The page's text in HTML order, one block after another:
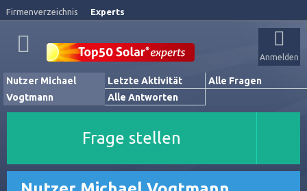
Firmenverzeichnis Experts
Anmelden
Nutzer Michael
Vogtmann
Letzte Aktivität
Alle Fragen
Alle Antworten
Frage stellen